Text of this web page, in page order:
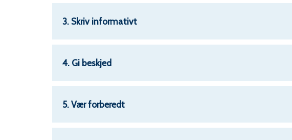
3. Skriv informativt
4. Gi beskjed
5. Vær forberedt